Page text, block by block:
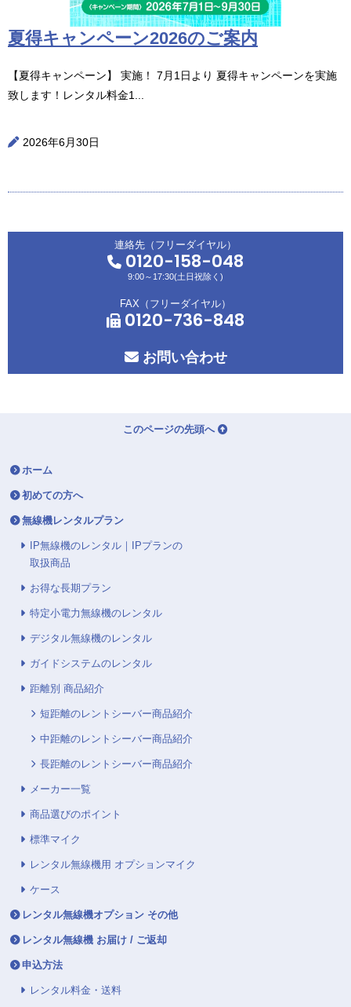
夏得キャンペーン2026のご案内
【夏得キャンペーン】 実施！ 7月1日より 夏得キャンペーンを実施
致します！レンタル料金1...
2026年6月30日
連絡先（フリーダイヤル）
0120-158-048
9:00～17:30(土日祝除く)
FAX（フリーダイヤル）
0120-736-848
お問い合わせ
このページの先頭へ
ホーム
初めての方へ
無線機レンタルプラン
IP無線機のレンタル｜IPプランの
取扱商品
お得な長期プラン
特定小電力無線機のレンタル
デジタル無線機のレンタル
ガイドシステムのレンタル
距離別 商品紹介
短距離のレントシーバー商品紹介
中距離のレントシーバー商品紹介
長距離のレントシーバー商品紹介
メーカー一覧
商品選びのポイント
標準マイク
レンタル無線機用 オプションマイク
ケース
レンタル無線機オプション その他
レンタル無線機 お届け / ご返却
申込方法
レンタル料金・送料